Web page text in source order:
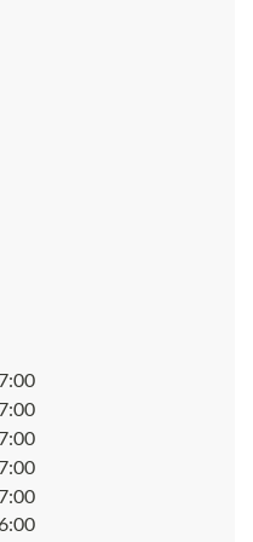
en mogelijkheden.
te realiseren.
is deze
als slaapverdieping,
van groen en
aanwezig voor
via een achterom.